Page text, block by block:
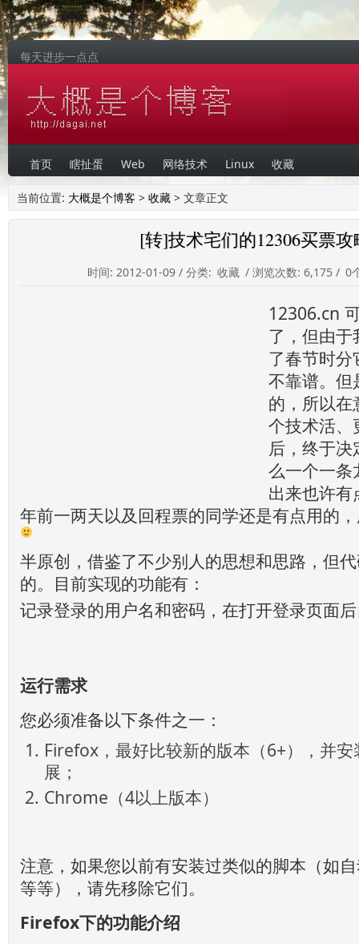
每天进步一点点
首页 瞎扯蛋 Web 网络技术 Linux 收藏
当前位置: 大概是个博客 > 收藏 > 文章正文
[转]技术宅们的12306买票攻
时间: 2012-01-09 / 分类: 收藏 / 浏览次数: 6,175 / 0
12306.cn
了，但由
了春节时
不靠谱。但
的，所以
个技术活、
后，终于
么一个一
出来也许
年前一两天以及回程票的同学还是有点用的
半原创，借鉴了不少别人的思想和思路，但
的。目前实现的功能有：
记录登录的用户名和密码，在打开登录页面
运行需求
您必须准备以下条件之一：
Firefox，最好比较新的版本（6+），并
展；
Chrome（4以上版本）
注意，如果您以前有安装过类似的脚本（如
等等），请先移除它们。
Firefox下的功能介绍